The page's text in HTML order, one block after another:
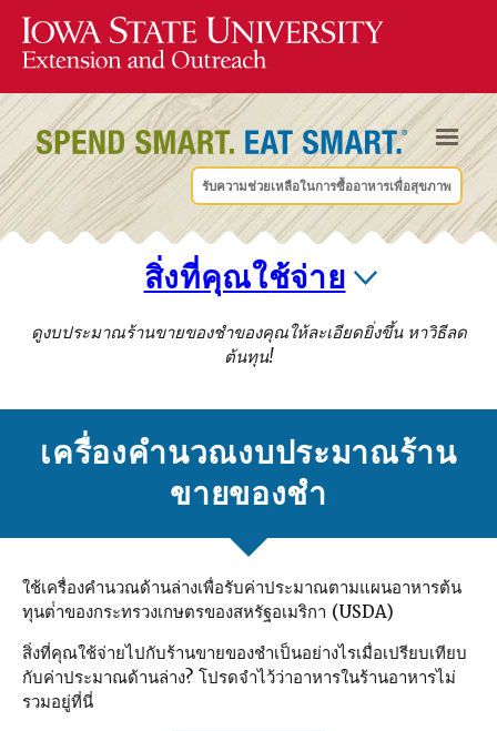
รับความช่วยเหลือในการซื้ออาหารเพื่อสุขภาพ
สิ่งที่คุณใช้จ่าย
ดูงบประมาณร้านขายของชําของคุณให้ละเอียดยิ่งขึ้น หาวิธีลด
ต้นทุน!
เครื่องคํานวณงบประมาณร้าน
ขายของชํา
ใช้เครื่องคํานวณด้านล่างเพื่อรับค่าประมาณตามแผนอาหารต้น
ทุนต่ําของกระทรวงเกษตรของสหรัฐอเมริกา (USDA)
สิ่งที่คุณใช้จ่ายไปกับร้านขายของชําเป็นอย่างไรเมื่อเปรียบเทียบ
กับค่าประมาณด้านล่าง? โปรดจําไว้ว่าอาหารในร้านอาหารไม่
รวมอยู่ที่นี่